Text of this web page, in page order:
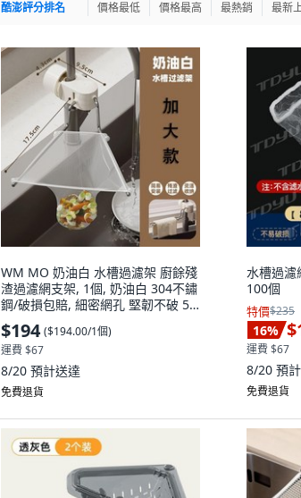
酷澎評分排名 價格最低 價格最高 最熱銷 最新
WM MO 奶油白 水槽過濾架 廚餘殘
渣過濾網支架, 1個, 奶油白 304不鏽
鋼/破損包賠, 細密網孔 堅韌不破 50
只過濾網
$194 ($194.00/1個)
運費 $67
8/20 預計送達
免費退貨
水槽過濾
100個
特價$235
16%
運費 $67
8/20 預
免費退貨